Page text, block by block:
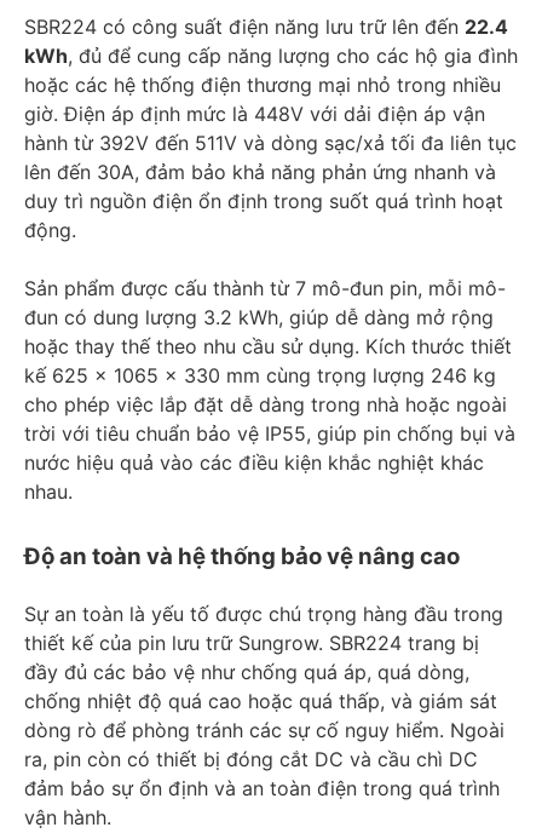
SBR224 có công suất điện năng lưu trữ lên đến 22.4
kWh, đủ để cung cấp năng lượng cho các hộ gia đình
hoặc các hệ thống điện thương mại nhỏ trong nhiều
giờ. Điện áp định mức là 448V với dải điện áp vận
hành từ 392V đến 511V và dòng sạc/xả tối đa liên tục
lên đến 30A, đảm bảo khả năng phản ứng nhanh và
duy trì nguồn điện ổn định trong suốt quá trình hoạt
động.
Sản phẩm được cấu thành từ 7 mô-đun pin, mỗi mô-
đun có dung lượng 3.2 kWh, giúp dễ dàng mở rộng
hoặc thay thế theo nhu cầu sử dụng. Kích thước thiết
kế 625 x 1065 x 330 mm cùng trọng lượng 246 kg
cho phép việc lắp đặt dễ dàng trong nhà hoặc ngoài
trời với tiêu chuẩn bảo vệ IP55, giúp pin chống bụi và
nước hiệu quả vào các điều kiện khắc nghiệt khác
nhau.
Độ an toàn và hệ thống bảo vệ nâng cao
Sự an toàn là yếu tố được chú trọng hàng đầu trong
thiết kế của pin lưu trữ Sungrow. SBR224 trang bị
đầy đủ các bảo vệ như chống quá áp, quá dòng,
chống nhiệt độ quá cao hoặc quá thấp, và giám sát
dòng rò để phòng tránh các sự cố nguy hiểm. Ngoài
ra, pin còn có thiết bị đóng cắt DC và cầu chì DC
đảm bảo sự ổn định và an toàn điện trong quá trình
vận hành.